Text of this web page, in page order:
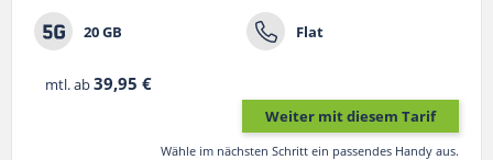
20 GB Flat
mtl. ab39,95 €
Weiter mit diesem Tarif
Wähle im nächsten Schritt ein passendes Handy aus.